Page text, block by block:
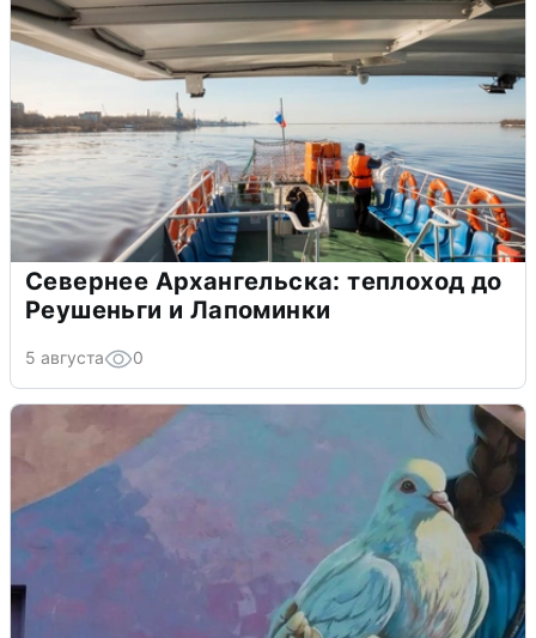
Севернее Архангельска: теплоход до
Реушеньги и Лапоминки
5 августа 0